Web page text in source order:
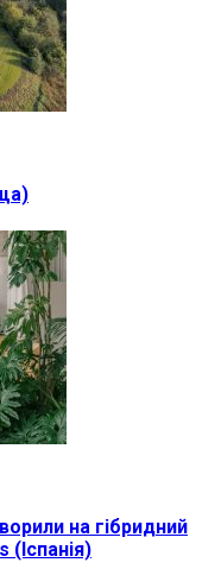
на гібридний